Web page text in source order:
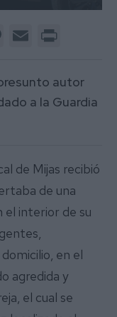
Message
Email
autor
a la Guardia
de Mijas recibió
de una
el interior de su
en el
agredida y
el cual se